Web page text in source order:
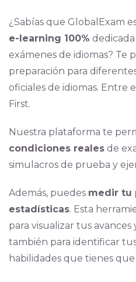
¿Sabías que GlobalExam
e-learning 100%
exámenes de idiomas? Te
preparación para
oficiales de idiomas. Entre
First.
Nuestra plataforma te
condiciones realesde
simulacros de prueba y
Además, puedes medir tu
estadísticas. Esta
para visualizar tus
también para identificar
habilidades que tienes que